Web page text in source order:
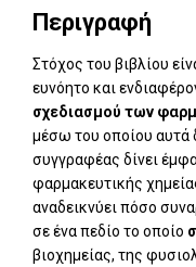
Περιγραφή
Στόχος του βιβλίου
ευνόητο και
σχεδιασμού των
μέσω του οποίου
συγγραφέας δίνει
φαρμακευτικής
αναδεικνύει πόσο
σε ένα πεδίο το οποίο
βιοχημείας, της